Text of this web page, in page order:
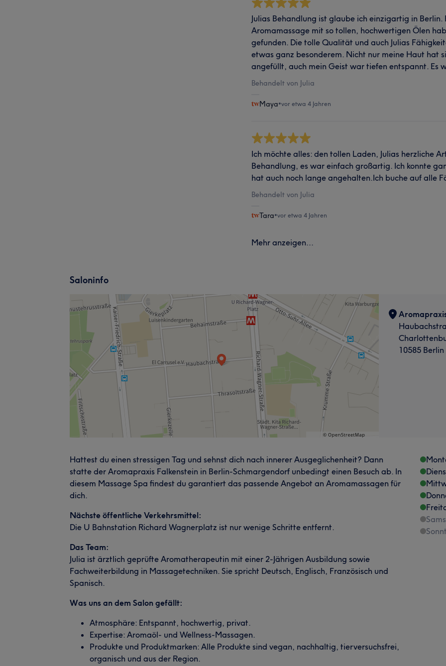
Julias Behandlung ist glaube ich einzigartig in Berlin.
Aromamassage mit so tollen, hochwertigen Ölen
gefunden. Die tolle Qualität und auch Julias
etwas ganz besonderem. Nicht nur meine Haut hat
angefüllt, auch mein Geist war tiefen entspannt. Es
Behandelt von Julia
Maya•vor etwa 4 Jahren
Ich möchte alles: den tollen Laden, Julias herzliche
Behandlung, es war einfach großartig. Ich konnte
hat auch noch lange angehalten.Ich buche auf alle
Behandelt von Julia
Tara•vor etwa 4 Jahren
Mehr anzeigen...
Saloninfo
10585 Berlin
Hattest du einen stressigen Tag und sehnst dich nach innerer Ausgeglichenheit? Dann
statte der Aromapraxis Falkenstein in Berlin-Schmargendorf unbedingt einen Besuch ab. In
diesem Massage Spa findest du garantiert das passende Angebot an Aromamassagen für
dich.
Nächste öffentliche Verkehrsmittel:
Die U Bahnstation Richard Wagnerplatz ist nur wenige Schritte entfernt.
Das Team:
Julia ist ärztlich geprüfte Aromatherapeutin mit einer 2-Jährigen Ausbildung sowie
Fachweiterbildung in Massagetechniken. Sie spricht Deutsch, Englisch, Französisch und
Spanisch.
Was uns an dem Salon gefällt:
Atmosphäre: Entspannt, hochwertig, privat.
Expertise: Aromaöl- und Wellness-Massagen.
Produkte und Produktmarken: Alle Produkte sind vegan, nachhaltig, tierversuchsfrei,
organisch und aus der Region.